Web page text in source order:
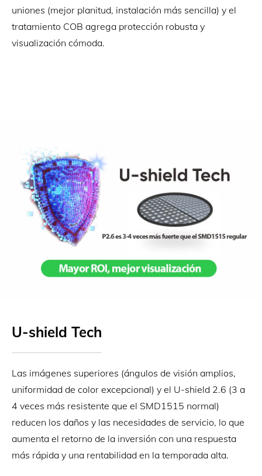
uniones (mejor planitud, instalación más sencilla) y el
tratamiento COB agrega protección robusta y
visualización cómoda.
U-shield Tech
Las imágenes superiores (ángulos de visión amplios,
uniformidad de color excepcional) y el U-shield 2.6 (3 a
4 veces más resistente que el SMD1515 normal)
reducen los daños y las necesidades de servicio, lo que
aumenta el retorno de la inversión con una respuesta
más rápida y una rentabilidad en la temporada alta.